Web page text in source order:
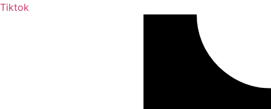
Tiktok